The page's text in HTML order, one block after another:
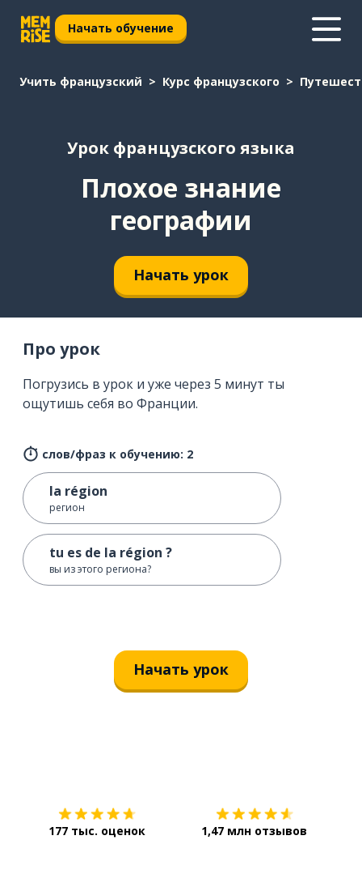
Начать обучение
Учить французский Курс французского
Урок французского языка
Плохое знание
географии
Начать урок
Про урок
Погрузись в урок и уже через 5 минут ты
ощутишь себя во Франции.
слов/фраз к обучению: 2
la région
регион
tu es de la région ?
вы из этого региона?
Начать урок
177 тыс. оценок 1,47 млн отзывов